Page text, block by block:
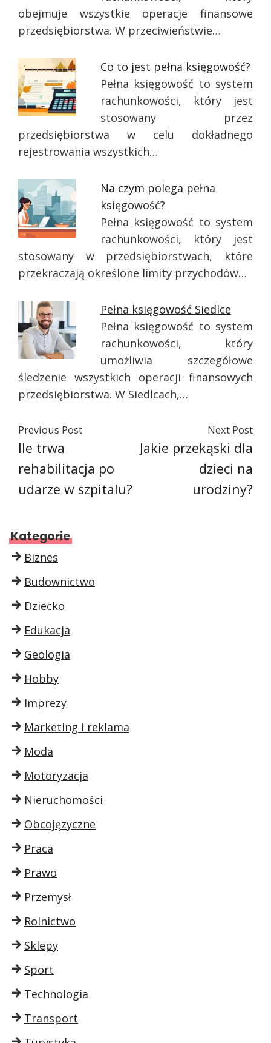
obejmuje wszystkie operacje finansowe
przedsiębiorstwa. W przeciwieństwie…
Co to jest pełna księgowość?
Pełna księgowość to system
rachunkowości, który jest
stosowany przez
przedsiębiorstwa w celu dokładnego
rejestrowania wszystkich…
Na czym polega pełna
księgowość?
Pełna księgowość to system
rachunkowości, który jest
stosowany w przedsiębiorstwach, które
przekraczają określone limity przychodów…
Pełna księgowość Siedlce
Pełna księgowość to system
rachunkowości, który
umożliwia szczegółowe
śledzenie wszystkich operacji finansowych
przedsiębiorstwa. W Siedlcach,…
Previous Post
Ile trwa
rehabilitacja po
udarze w szpitalu?
Next Post
Jakie przekąski dla
dzieci na
urodziny?
Kategorie
Biznes
Budownictwo
Dziecko
Edukacja
Geologia
Hobby
Imprezy
Marketing i reklama
Moda
Motoryzacja
Nieruchomości
Obcojęzyczne
Praca
Prawo
Przemysł
Rolnictwo
Sklepy
Sport
Technologia
Transport